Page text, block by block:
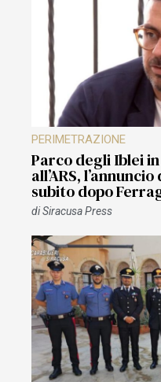
PERIMETRAZIONE
Parco degli Iblei
all’ARS,
subito dopo
diSiracusa Press